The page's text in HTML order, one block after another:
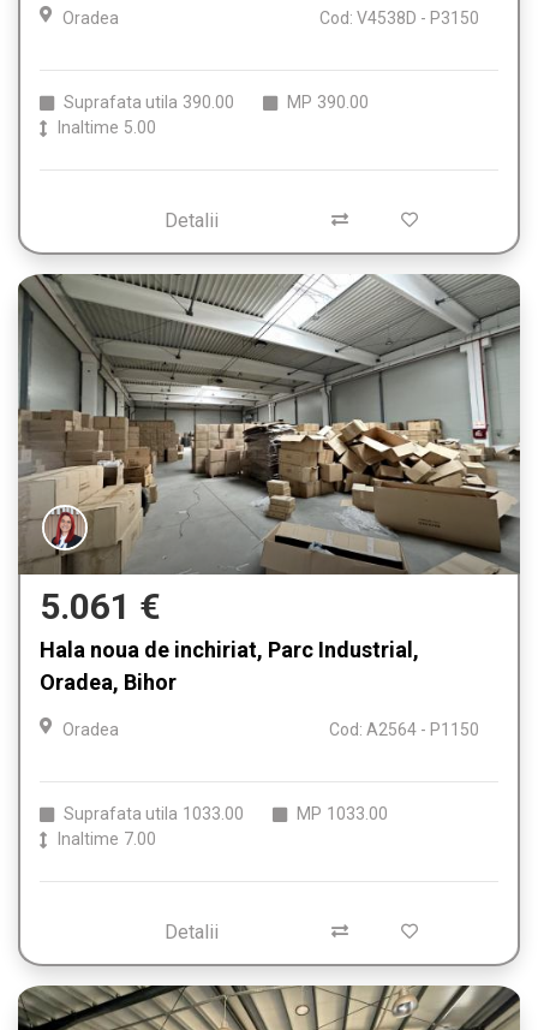
Oradea Cod: V4538D - P3150
Suprafata utila 390.00 MP 390.00
Inaltime 5.00
Detalii
5.061 €
Hala noua de inchiriat, Parc Industrial,
Oradea, Bihor
Oradea Cod: A2564 - P1150
Suprafata utila 1033.00 MP 1033.00
Inaltime 7.00
Detalii